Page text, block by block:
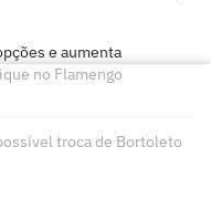
e aumenta
no Flamengo
troca de Bortoleto